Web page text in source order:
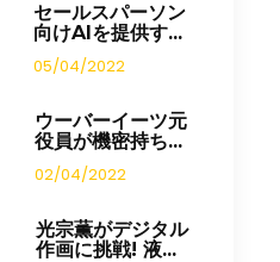
セールスパーソン
向けAIを提供す...
05/04/2022
ウーバーイーツ元
役員が機密持ち...
02/04/2022
光宗薫がデジタル
作画に挑戦! 液...